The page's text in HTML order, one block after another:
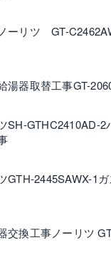
ーリツ GT-
湯器取替工事GT-
SH-GTHC2410AD-2
GTH-2445SAWX-1
交換工事ノーリツ